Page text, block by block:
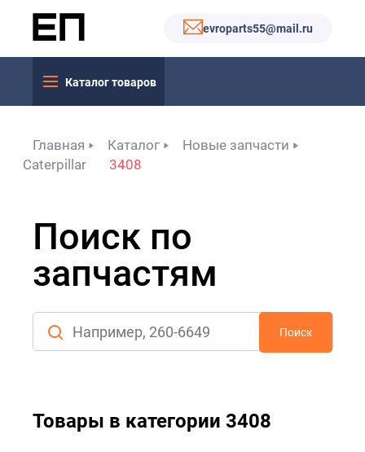
evroparts55@mail.ru
Каталог товаров
Главная Каталог
Новые запчасти
Caterpillar
3408
Поиск по
запчастям
Поиск
Товары в категории 3408